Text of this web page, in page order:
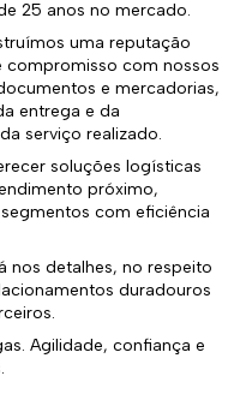
25 anos no mercado.
uma reputação
compromisso com nossos
e mercadorias,
entrega e da
serviço realizado.
soluções logísticas
próximo,
com eficiência
nos detalhes, no respeito
duradouros
Agilidade, confiança e